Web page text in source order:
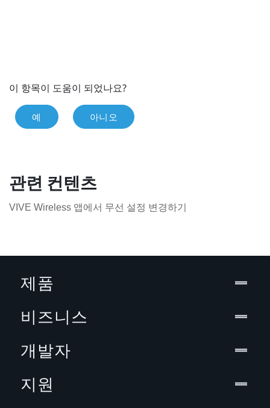
이 항목이 도움이 되었나요?
예 아니오
관련 컨텐츠
VIVE Wireless 앱에서 무선 설정 변경하기
제품
비즈니스
개발자
지원